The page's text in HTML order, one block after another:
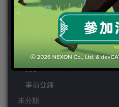
XBOX ONE
Android
IOS
事前登錄
未分類